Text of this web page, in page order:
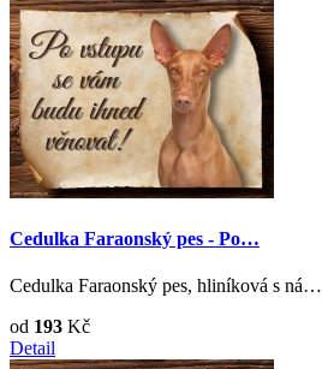
Cedulka Faraonský pes - Po…
Cedulka Faraonský pes, hliníková s ná…
od 193 Kč
Detail